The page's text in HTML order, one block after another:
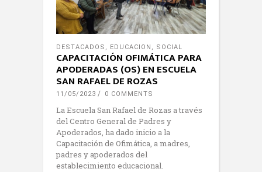
DESTACADOS , EDUCACION , SOCIAL
CAPACITACIÓN OFIMÁTICA PARA
APODERADAS (OS) EN ESCUELA
SAN RAFAEL DE ROZAS
11/05/2023 0 COMMENTS
La Escuela San Rafael de Rozas a través
del Centro General de Padres y
Apoderados, ha dado inicio a la
Capacitación de Ofimática, a madres,
padres y apoderados del
establecimiento educacional.